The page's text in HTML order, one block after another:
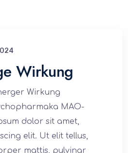
Wirkung
Wirkung
MAO-
dolor sit amet,
elit. Ut elit tellus,
mattis, pulvinar